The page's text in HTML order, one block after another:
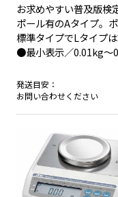
お求めやすい普及版検
ポール有のAタイプ。
標準タイプでLタイプ
●最小表示／0.01kg～
発送目安：
お問い合わせください